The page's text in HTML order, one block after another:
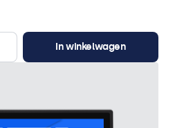
In winkelwagen